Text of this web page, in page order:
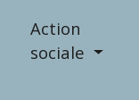
Action
sociale